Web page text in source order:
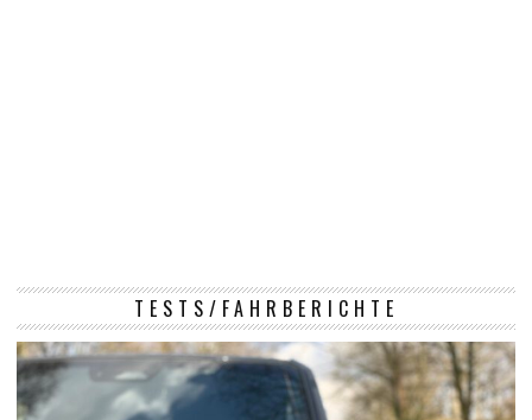
TESTS/FAHRBERICHTE